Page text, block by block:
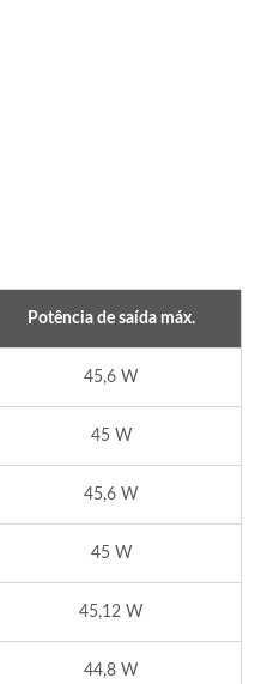
Potência de saída máx.
45,6 W
45 W
45,6 W
45 W
45,12 W
44,8 W
De Bateria IP67
De 300W